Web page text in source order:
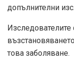
допълнителни
това заболяване.